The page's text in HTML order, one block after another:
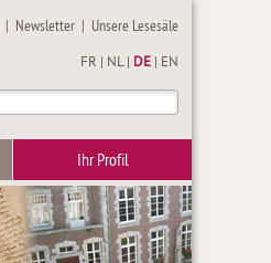
| Newsletter | Unsere Lesesäle
FR NL| DE EN
Ihr Profil